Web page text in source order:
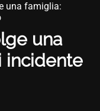
una famiglia:
una
incidente